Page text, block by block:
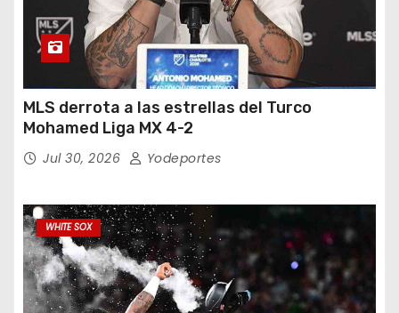
MLS derrota a las estrellas del Turco
Mohamed Liga MX 4-2
Jul 30, 2026 Yodeportes
WHITE SOX